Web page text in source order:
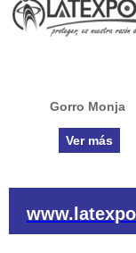
Gorro Monja
Ver más